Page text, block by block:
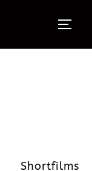
Shortfilms